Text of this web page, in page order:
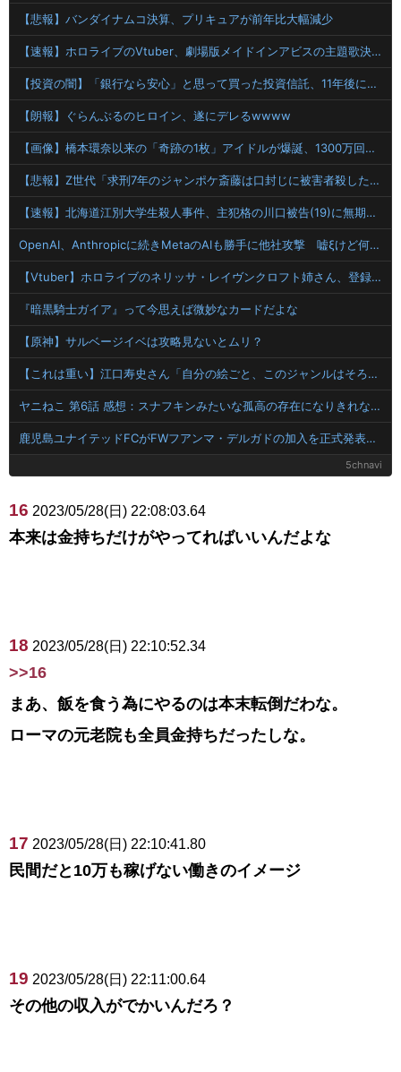
【悲報】バンダイナムコ決算、プリキュアが前年比大幅減少
【速報】ホロライブのVtuber、劇場版メイドインアビスの主題歌決定wwwwwwwwww
【投資の闇】「銀行なら安心」と思って買った投資信託、11年後に確認した結果……
【朗報】ぐらんぶるのヒロイン、遂にデレるwwww
【画像】橋本環奈以来の「奇跡の1枚」アイドルが爆誕、1300万回表示を記録ｗｗｗｗｗｗ 【Pickup07092036】
【悲報】Z世代「求刑7年のジャンポケ斎藤は口封じに被害者殺した方が量刑軽かっただろ」←1万いいね
【速報】北海道江別大学生殺人事件、主犯格の川口被告(19)に無期懲役の判決
OpenAI、Anthropicに続きMetaのAIも勝手に他社攻撃 嘘ξけど何これ流行ってんの？
【Vtuber】ホロライブのネリッサ・レイヴンクロフト姉さん、登録者数100万人達成！
『暗黒騎士ガイア』って今思えば微妙なカードだよな
【原神】サルベージイベは攻略見ないとムリ？
【これは重い】江口寿史さん「自分の絵ごと、このジャンルはそろそろ終わりかな」
ヤニねこ 第6話 感想：スナフキンみたいな孤高の存在になりきれないペンペンねこ！
鹿児島ユナイテッドFCがFWフアンマ・デルガドの加入を正式発表 「皆さんに最高の喜びを届けられるよう頑張ります！」
5chnavi
16 2023/05/28(日) 22:08:03.64
本来は金持ちだけがやってればいいんだよな
18 2023/05/28(日) 22:10:52.34
>>16
まあ、飯を食う為にやるのは本末転倒だわな。
ローマの元老院も全員金持ちだったしな。
17 2023/05/28(日) 22:10:41.80
民間だと10万も稼げない働きのイメージ
19 2023/05/28(日) 22:11:00.64
その他の収入がでかいんだろ？